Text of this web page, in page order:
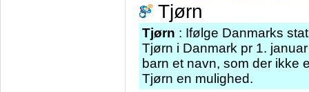
Tjørn
Tjørn : Ifølge Danmarks
Tjørn i Danmark pr 1.
barn et navn, som der ikke
Tjørn en mulighed.